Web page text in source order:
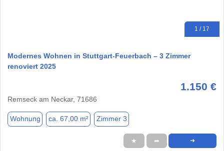
1 / 17
Modernes Wohnen in Stuttgart-Feuerbach – 3 Zimmer
renoviert 2025
1.150 €
Remseck am Neckar, 71686
Wohnung ca. 67,00 m² Zimmer 3
★ ➦ ➜